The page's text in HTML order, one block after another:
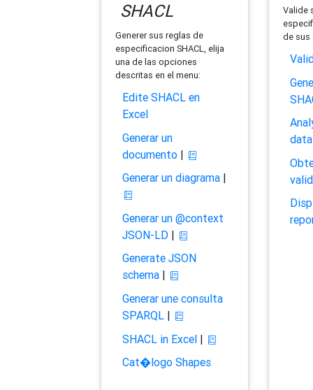
SHACL
Generer sus reglas de
especificacion SHACL, elija
una de las opciones
descritas en el menu:
Edite SHACL en
Excel
Generar un
documento|
Generar un diagrama|
Generar un @context
JSON-LD|
Generate JSON
schema|
Generar une consulta
SPARQL|
SHACL in Excel|
Cat�logo Shapes
Valide
de sus